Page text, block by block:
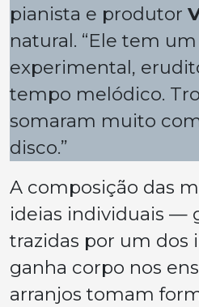
pianista e produtor
natural. “Ele tem
experimental,
tempo melódico.
somaram muito
disco.”
A composição das
ideias individuais —
trazidas por um
ganha corpo nos
arranjos tomam